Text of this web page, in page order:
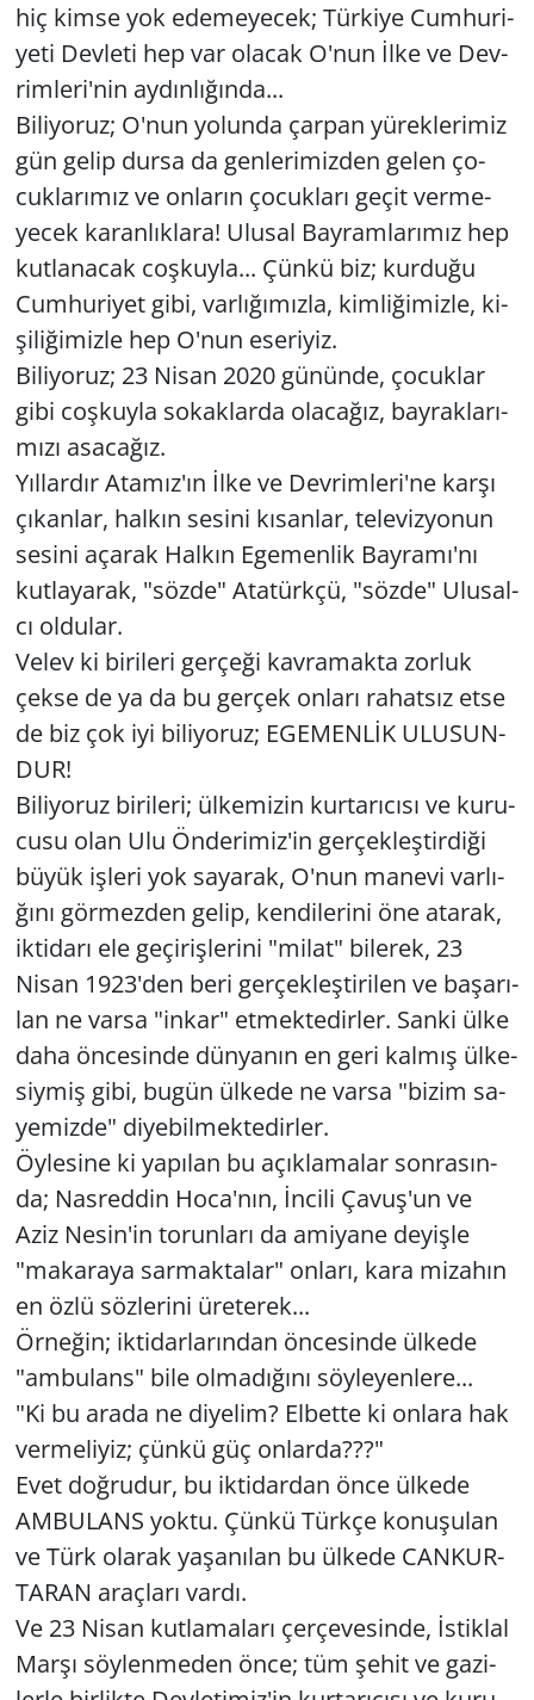
hiç kimse yok ede­me­yecek; Tür­ki­ye Cum­hu­ri­
ye­ti Dev­le­ti hep var ola­cak O'nun İlke ve Dev­
rim­le­ri'nin ay­dın­lı­ğın­da...
Bi­li­yo­ruz; O'nun yo­lun­da çar­pan yü­rek­le­ri­miz
gün gelip dursa da gen­le­ri­miz­den gelen ço­
cuk­la­rı­mız ve on­la­rın ço­cuk­la­rı geçit ver­me­
yecek ka­ran­lık­la­ra! Ulu­sal Bay­ram­la­rı­mız hep
kut­la­na­cak coş­kuy­la... Çünkü biz; kur­du­ğu
Cum­hu­ri­yet gibi, var­lı­ğı­mız­la, kim­li­ği­miz­le, ki­
şi­li­ği­miz­le hep O'nun ese­ri­yiz.
Bi­li­yo­ruz; 23 Nisan 2020 gü­nün­de, ço­cuk­lar
gibi coş­kuy­la so­kak­lar­da ola­ca­ğız, bay­rak­la­rı­
mı­zı asa­ca­ğız.
Yıl­lar­dır Ata­mız'ın İlke ve Dev­rim­le­ri'ne karşı
çı­kan­lar, hal­kın se­si­ni kı­san­lar, te­le­viz­yo­nun
se­si­ni aça­rak Hal­kın Ege­men­lik Bay­ra­mı'nı
kut­la­ya­rak, "sözde" Ata­türk­çü, "sözde" Ulu­sal­
cı ol­du­lar.
Velev ki bi­ri­le­ri ger­çe­ği kav­ra­mak­ta zor­luk
çekse de ya da bu ger­çek on­la­rı ra­hat­sız etse
de biz çok iyi bi­li­yo­ruz; EGE­MENLİK ULU­SUN­
DUR!
Bi­li­yo­ruz bi­ri­le­ri; ül­ke­mi­zin kur­ta­rı­cı­sı ve ku­ru­
cu­su olan Ulu Ön­de­ri­miz'in ger­çek­leş­tir­di­ği
büyük iş­le­ri yok sa­ya­rak, O'nun ma­ne­vi var­lı­
ğı­nı gör­mez­den gelip, ken­di­le­ri­ni öne ata­rak,
ik­ti­da­rı ele ge­çi­riş­le­ri­ni "milat" bi­le­rek, 23
Nisan 1923'den beri ger­çek­leş­ti­ri­len ve ba­şa­rı­
lan ne varsa "inkar" et­mek­te­dir­ler. Sanki ülke
daha ön­ce­sin­de dün­ya­nın en geri kal­mış ül­ke­
siy­miş gibi, bugün ül­ke­de ne varsa "bizim sa­
ye­miz­de" di­ye­bil­mek­te­dir­ler.
Öy­le­si­ne ki ya­pı­lan bu açık­la­ma­lar son­ra­sın­
da; Nas­red­din Hoca'nın, İncili Çavuş'un ve
Aziz Nesin'in to­run­la­rı da ami­ya­ne de­yiş­le
"ma­ka­ra­ya sar­mak­ta­lar" on­la­rı, kara mi­za­hın
en özlü söz­le­ri­ni üre­te­rek...
Ör­ne­ğin; ik­ti­dar­la­rın­dan ön­ce­sin­de ül­ke­de
"am­bu­lans" bile ol­ma­dı­ğı­nı söy­le­yen­le­re...
"Ki bu arada ne di­ye­lim? El­bet­te ki on­la­ra hak
ver­me­li­yiz; çünkü güç on­lar­da???"
Evet doğ­ru­dur, bu ik­ti­dar­dan önce ül­ke­de
AM­BU­LANS yoktu. Çünkü Türk­çe ko­nu­şu­lan
ve Türk ola­rak ya­şa­nı­lan bu ül­ke­de CAN­KUR­
TA­RAN araç­la­rı vardı.
Ve 23 Nisan kut­la­ma­la­rı çer­çe­ve­sin­de, İstik­lal
Marşı söy­len­me­den önce; tüm şehit ve ga­zi­
Yerel